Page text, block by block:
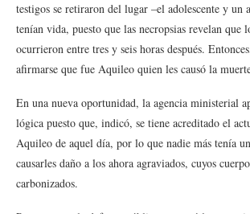
testigos se retiraron del lugar –el adolescente y un
tenían vida, puesto que las necropsias revelan que
ocurrieron entre tres y seis horas después.
afirmarse que fue Aquileo quien les causó la
En una nueva oportunidad, la agencia ministerial
lógica puesto que, indicó, se tiene acreditado el
Aquileo de aquel día, por lo que nadie más tenía
causarles daño a los ahora agraviados, cuyos
carbonizados.